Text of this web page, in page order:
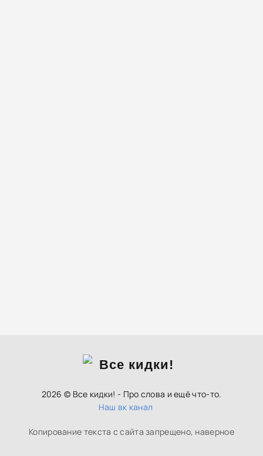
2026 © Все кидки! - Про слова и ещё что-то.
Наш вк канал
Копирование текста с сайта запрещено, наверное